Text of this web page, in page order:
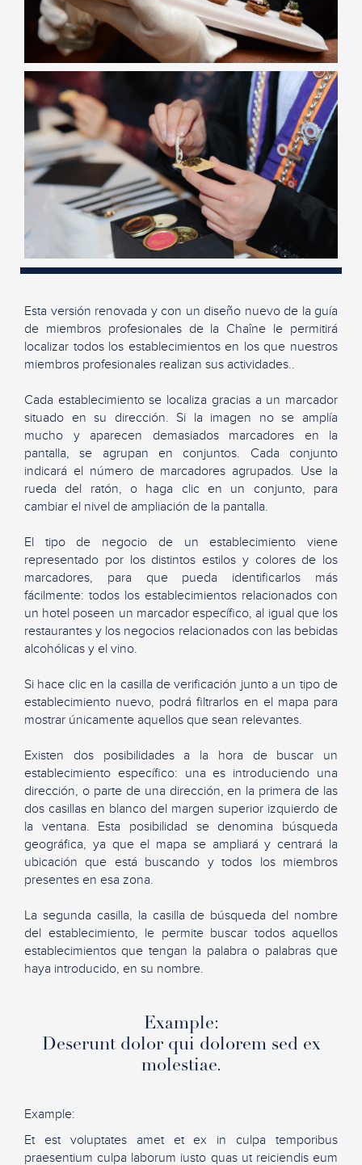
Esta versión renovada y con un diseño nuevo de la guía
de miembros profesionales de la Chaîne le permitirá
localizar todos los establecimientos en los que nuestros
miembros profesionales realizan sus actividades..
Cada establecimiento se localiza gracias a un marcador
situado en su dirección. Si la imagen no se amplía
mucho y aparecen demasiados marcadores en la
pantalla, se agrupan en conjuntos. Cada conjunto
indicará el número de marcadores agrupados. Use la
rueda del ratón, o haga clic en un conjunto, para
cambiar el nivel de ampliación de la pantalla.
El tipo de negocio de un establecimiento viene
representado por los distintos estilos y colores de los
marcadores, para que pueda identificarlos más
fácilmente: todos los establecimientos relacionados con
un hotel poseen un marcador específico, al igual que los
restaurantes y los negocios relacionados con las bebidas
alcohólicas y el vino.
Si hace clic en la casilla de verificación junto a un tipo de
establecimiento nuevo, podrá filtrarlos en el mapa para
mostrar únicamente aquellos que sean relevantes.
Existen dos posibilidades a la hora de buscar un
establecimiento específico: una es introduciendo una
dirección, o parte de una dirección, en la primera de las
dos casillas en blanco del margen superior izquierdo de
la ventana. Esta posibilidad se denomina búsqueda
geográfica, ya que el mapa se ampliará y centrará la
ubicación que está buscando y todos los miembros
presentes en esa zona.
La segunda casilla, la casilla de búsqueda del nombre
del establecimiento, le permite buscar todos aquellos
establecimientos que tengan la palabra o palabras que
haya introducido, en su nombre.
Example:
Deserunt dolor qui dolorem sed ex
molestiae.
Example:
Et est voluptates amet et ex in culpa temporibus
praesentium culpa laborum iusto quas ut reiciendis eum